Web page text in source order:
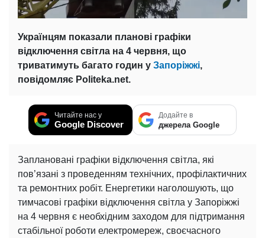
Українцям показали планові графіки
відключення світла на 4 червня, що
триватимуть багато годин у Запоріжжі,
повідомляє Politeka.net.
Читайте нас у
Google Discover
Додайте в
джерела Google
Заплановані графіки відключення світла, які
пов’язані з проведенням технічних, профілактичних
та ремонтних робіт. Енергетики наголошують, що
тимчасові графіки відключення світла у Запоріжжі
на 4 червня є необхідним заходом для підтримання
стабільної роботи електромереж, своєчасного